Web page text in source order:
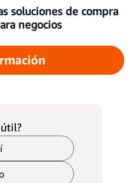
soluciones de compra
negocios